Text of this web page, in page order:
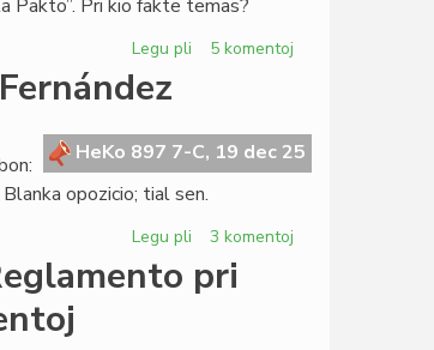
Virtuala
Pakto”. Pri kio fakte temas?
Legu pli
ĉu
fortikaĵo?
5 komentoj
HeKo 897 7-C, 19 dec 25
opozicio; tial sen.
Legu pli pri
opozicio
3 komentoj
pri